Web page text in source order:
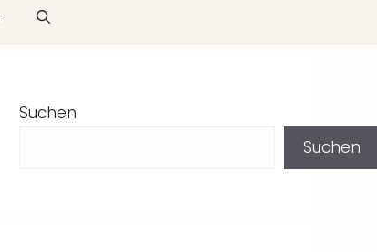
Suchen
Suchen